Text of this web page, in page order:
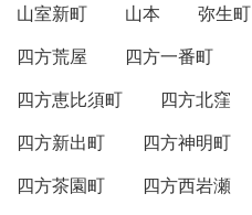
山室新町
山本 弥生町
四方荒屋
四方一番町
四方恵比須町
四方北窪
四方新出町
四方神明町
四方茶園町
四方西岩瀬